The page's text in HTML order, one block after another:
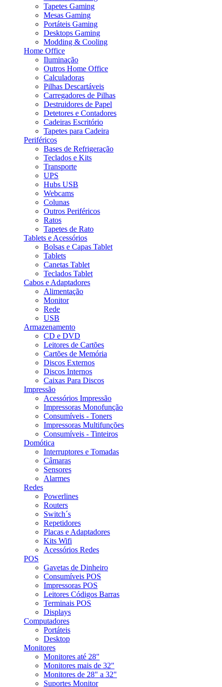
Tapetes Gaming
Mesas Gaming
Portáteis Gaming
Desktops Gaming
Modding & Cooling
Home Office
Iluminação
Outros Home Office
Calculadoras
Pilhas Descartáveis
Carregadores de Pilhas
Destruidores de Papel
Detetores e Contadores
Cadeiras Escritório
Tapetes para Cadeira
Periféricos
Bases de Refrigeração
Teclados e Kits
Transporte
UPS
Hubs USB
Webcams
Colunas
Outros Periféricos
Ratos
Tapetes de Rato
Tablets e Acessórios
Bolsas e Capas Tablet
Tablets
Canetas Tablet
Teclados Tablet
Cabos e Adaptadores
Alimentação
Monitor
Rede
USB
Armazenamento
CD e DVD
Leitores de Cartões
Cartões de Memória
Discos Externos
Discos Internos
Caixas Para Discos
Impressão
Acessórios Impressão
Impressoras Monofunção
Consumíveis - Toners
Impressoras Multifunções
Consumíveis - Tinteiros
Domótica
Interruptores e Tomadas
Câmaras
Sensores
Alarmes
Redes
Powerlines
Routers
Switch´s
Repetidores
Placas e Adaptadores
Kits Wifi
Acessórios Redes
POS
Gavetas de Dinheiro
Consumíveis POS
Impressoras POS
Leitores Códigos Barras
Terminais POS
Displays
Computadores
Portáteis
Desktop
Monitores
Monitores até 28"
Monitores mais de 32"
Monitores de 28" a 32"
Suportes Monitor